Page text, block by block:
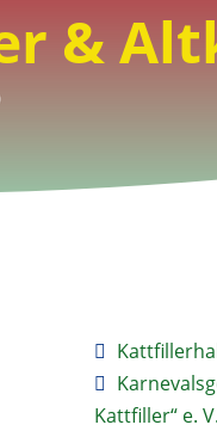
&
Kattfiller“ e. V.